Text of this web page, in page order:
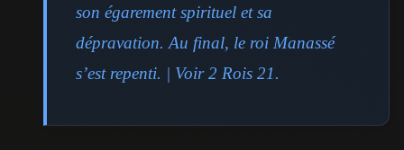
son égarement spirituel et sa
dépravation. Au final, le roi Manassé
s’est repenti. | Voir 2 Rois 21.